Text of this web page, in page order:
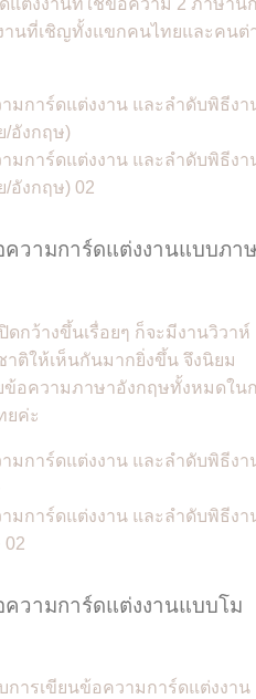
แต่งงานที่ใช้ข้อความ 2 ภาษานี้
านที่เชิญทั้งแขกคนไทยและคนต่
วามการ์ดแต่งงานแบบภา
ดกว้างขึ้นเรื่อยๆ ก็จะมีงานวิวาห์
ติให้เห็นกันมากยิ่งขึ้น จึงนิยม
ข้อความภาษาอังกฤษทั้งหมดใน
ยค่ะ
วามการ์ดแต่งงานแบบโม
การเขียนข้อความการ์ดแต่งงาน